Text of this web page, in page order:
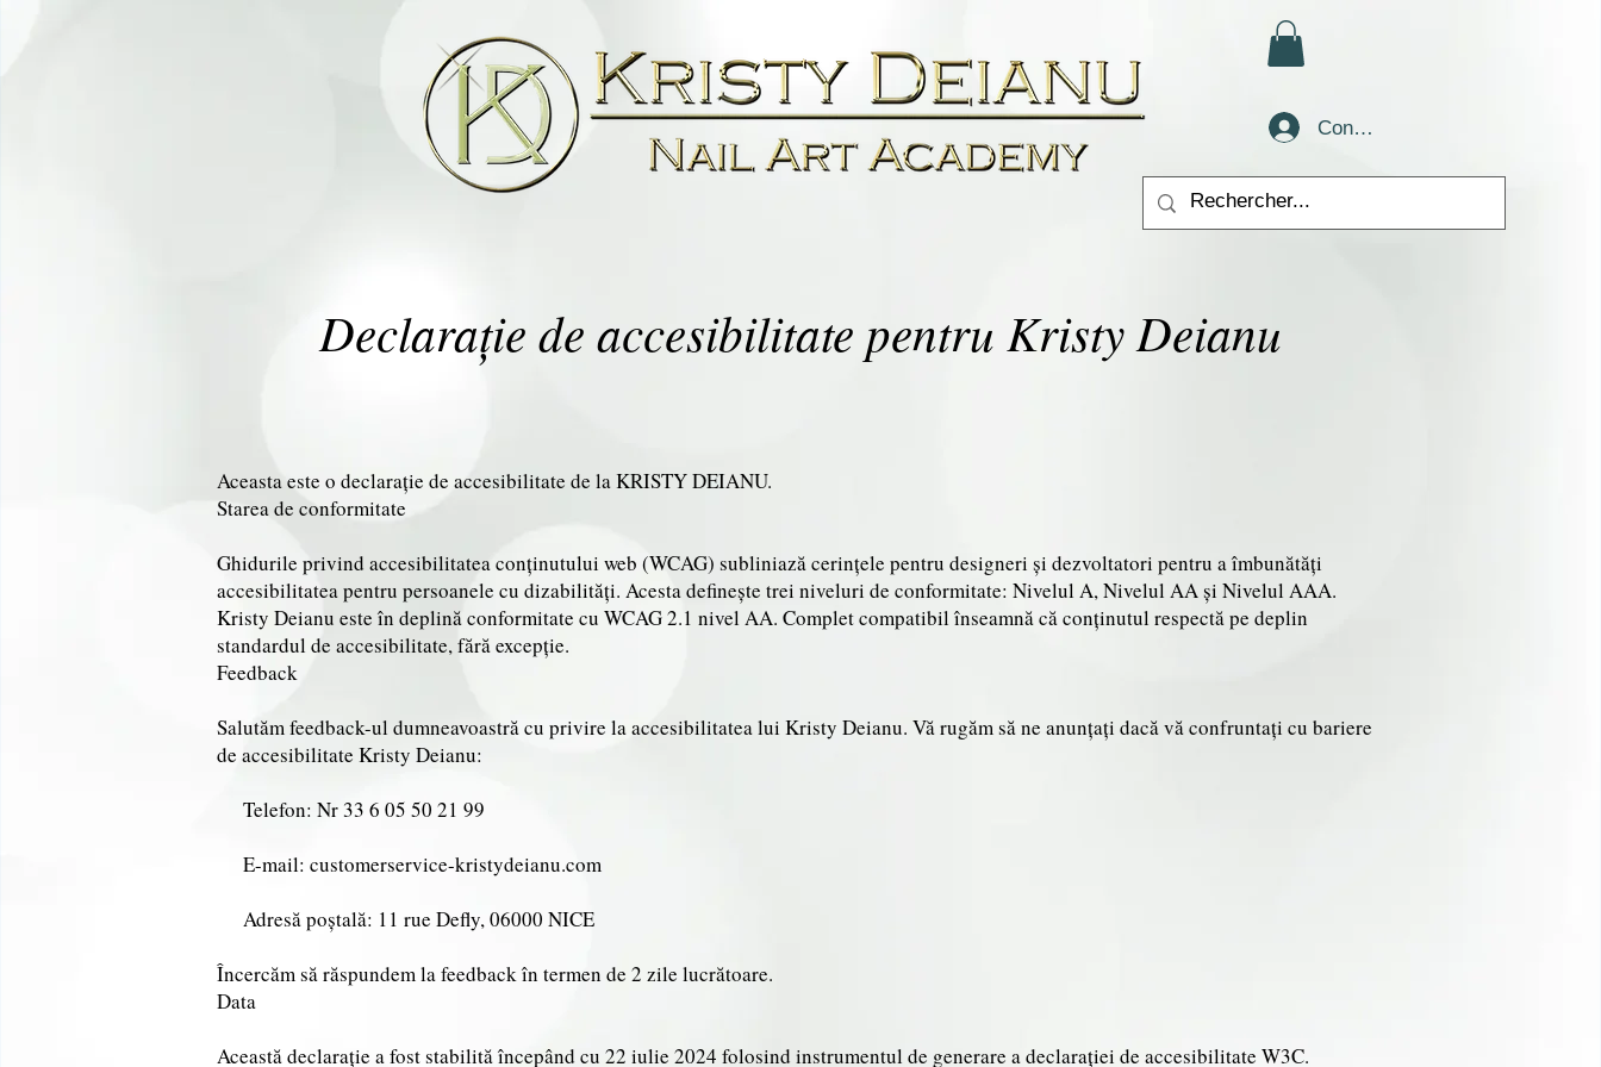
Conectează-te
Declarație de accesibilitate pentru Kristy Deianu
Aceasta este o declarație de accesibilitate de la KRISTY DEIANU.
Starea de conformitate
Ghidurile privind accesibilitatea conținutului web (WCAG) subliniază cerințele pentru designeri și dezvoltatori pentru a îmbunătăți
accesibilitatea pentru persoanele cu dizabilități. Acesta definește trei niveluri de conformitate: Nivelul A, Nivelul AA și Nivelul AAA.
Kristy Deianu este în deplină conformitate cu WCAG 2.1 nivel AA. Complet compatibil înseamnă că conținutul respectă pe deplin
standardul de accesibilitate, fără excepție.
Feedback
Salutăm feedback-ul dumneavoastră cu privire la accesibilitatea lui Kristy Deianu. Vă rugăm să ne anunțați dacă vă confruntați cu bariere
de accesibilitate Kristy Deianu:
Telefon: Nr 33 6 05 50 21 99
E-mail: customerservice-kristydeianu.com
Adresă poștală: 11 rue Defly, 06000 NICE
Încercăm să răspundem la feedback în termen de 2 zile lucrătoare.
Data
Această declarație a fost stabilită începând cu 22 iulie 2024 folosind instrumentul de generare a declarației de accesibilitate W3C.